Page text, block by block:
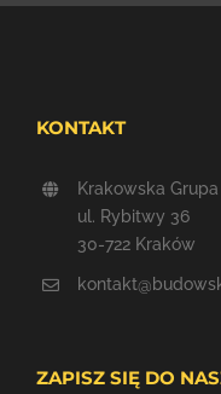
KONTAKT
Krakowska
ul. Rybitwy 36
30-722 Kraków
ZAPISZ SIĘ DO